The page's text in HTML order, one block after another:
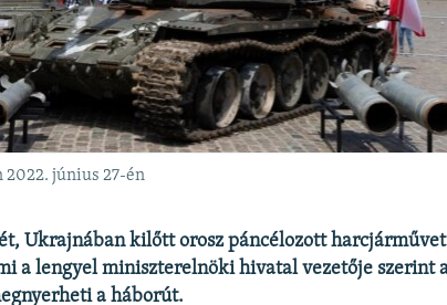
2022. június 27-én
Ukrajnában kilőtt orosz páncélozott
a lengyel miniszterelnöki hivatal vezetője szerint
a háborút.